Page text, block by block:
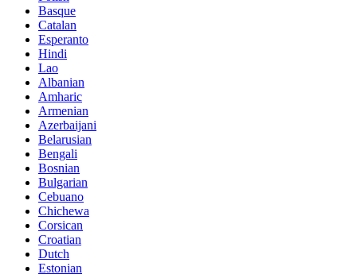
Basque
Catalan
Esperanto
Hindi
Lao
Albanian
Amharic
Armenian
Azerbaijani
Belarusian
Bengali
Bosnian
Bulgarian
Cebuano
Chichewa
Corsican
Croatian
Dutch
Estonian